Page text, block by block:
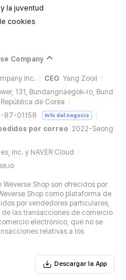
la juventud
cookies
Company
Inc. CEO Yang Zooil
131, Bundangnaegok-ro, Bund
de Corea
87-01158 Info del negocio
por correo 2022-Seong
Inc. y NAVER Cloud
Shop son ofrecidos por
Shop como plataforma de
por vendedores particulares,
de las transacciones de comercio
electrónico, que no se
relativas a los
Descargar la App